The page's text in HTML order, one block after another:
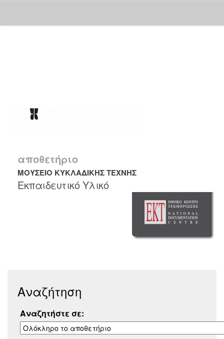
αποθετήριο
ΜΟΥΣΕΙΟ ΚΥΚΛΑΔΙΚΗΣ ΤΕΧΝΗΣ
Εκπαιδευτικό Υλικό
Αναζήτηση
Αναζητήστε σε: